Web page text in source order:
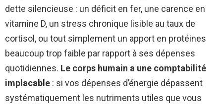
dette silencieuse : un déficit en fer, une carence en
vitamine D, un stress chronique lisible au taux de
cortisol, ou tout simplement un apport en protéines
beaucoup trop faible par rapport à ses dépenses
quotidiennes. Le corps humain a une comptabilité
implacable : si vos dépenses d’énergie dépassent
systématiquement les nutriments utiles que vous